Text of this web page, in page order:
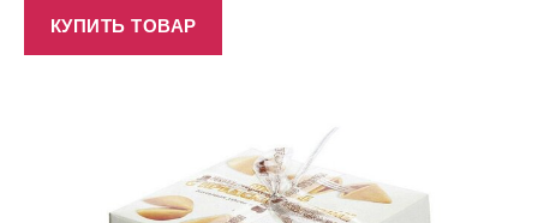
КУПИТЬ ТОВАР